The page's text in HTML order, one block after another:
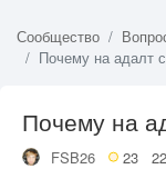
Сообщество
Почему на адалт
Почему на
FSB26 23